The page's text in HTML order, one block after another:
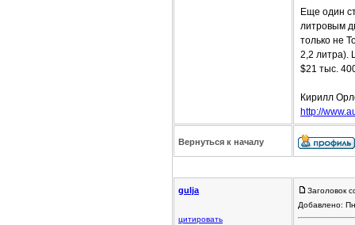
Еще один
литровым
только не
2,2 литра).
$21 тыс.
Кирилл
http://
Вернуться к началу
gulja
цитировать
Заголовок
Добавлено: